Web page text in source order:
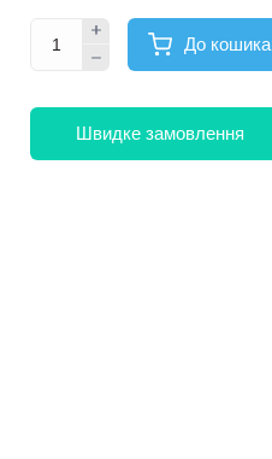
До кошика
Швидке замовлення